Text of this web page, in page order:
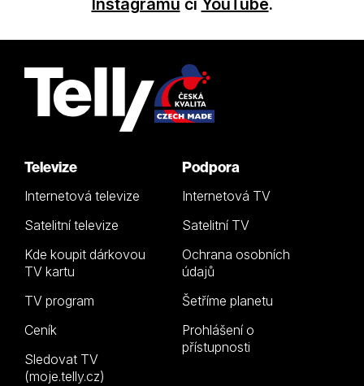
Instagramu či YouTube.
Televize
Internetová televize
Satelitní televize
Kde koupit dárkovou
TV kartu
TV program
Ceník
Sledovat TV
(moje.telly.cz)
Podpora
Internetová TV
Satelitní TV
Ochrana osobních
údajů
Šetříme planetu
Prohlášení o
přístupnosti